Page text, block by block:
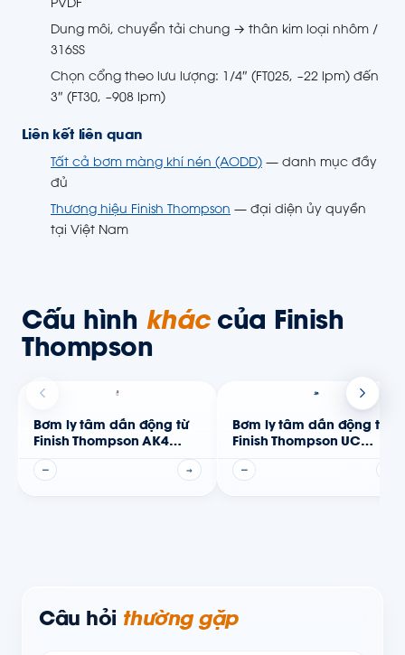
PVDF
Dung môi, chuyển tải chung → thân kim loại nhôm /
316SS
Chọn cổng theo lưu lượng: 1/4″ (FT025, ~22 lpm) đến
3″ (FT30, ~908 lpm)
Liên kết liên quan
Tất cả bơm màng khí nén (AODD) — danh mục đầy
đủ
Thương hiệu Finish Thompson — đại diện ủy quyền
tại Việt Nam
Cấu hình kháccủa Finish
Thompson
Bơm ly tâm dẫn động từ
Finish Thompson AK4
Series
—
→
Bơm ly tâm dẫn động từ
Finish Thompson UC
Series
—
Câu hỏi thường gặp